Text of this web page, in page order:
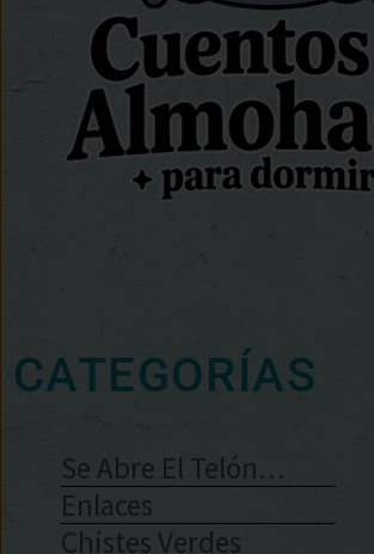
CATEGORÍAS
Se Abre El Telón…
Enlaces
Chistes Verdes